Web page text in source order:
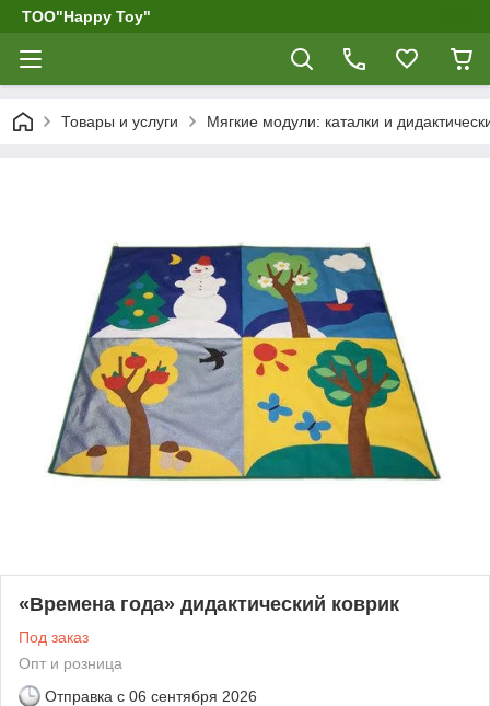
ТОО"Happy Toy"
Товары и услуги Мягкие модули: каталки и
«Времена года» дидактический коврик
Под заказ
Опт и розница
Отправка с 06 сентября 2026